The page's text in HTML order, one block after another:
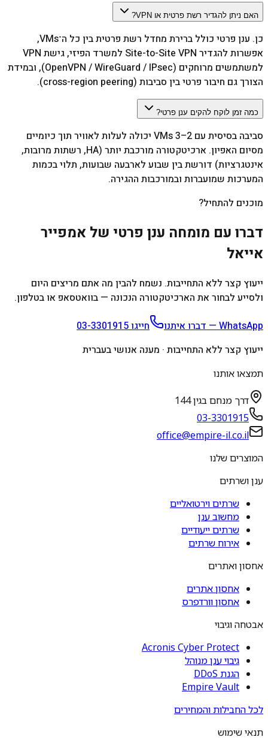
האם ניתן להגדיר רשת פרטית או VPN?
כן. ענן פרטי כולל ברירת מחדל רשת פרטית בין כל ה־VMs,
אפשרות להגדיר Site-to-Site VPN למשרד הפיזי, גישת VPN
למשתמשים מרוחקים (OpenVPN / WireGuard / IPsec), ובמידת
הצורך גם חיבור פרטי בין סביבות (cross-region peering).
כמה זמן לוקח להקים ענן פרטי?
סביבה בסיסית עם 2–3 VMs יכולה לעלות לאוויר תוך כיומיים
מסיום האפיון. ארכיטקטורה מורכבת יותר (HA, רשתות מרובות,
אינטגרציות) דורשת בין שבוע לארבעה שבועות, תלוי בכמות
המערכות שמועברות ובמורכבות ההגירה.
מוכנים להתחיל?
דברו עם מומחה ענן פרטי של אמפייר
אייאל
ייעוץ קצר ללא התחייבות. נשמח להבין מה אתם מריצים היום
ולסייע לבחור את הארכיטקטורה הנכונה — בוואטסאפ או בטלפון.
WhatsApp — דברו איתנו
חייגו03-3301915
ייעוץ קצר ללא התחייבות · מענה אנושי בעברית
תמצאו אותנו
דרך מנחם בגין 144
03-3301915
office@empire-il.co.il
המוצרים שלנו
ענן ושרתים
שרתים וירטואליים
מחשוב ענן
שרתים ייעודיים
אירוח שרתים
אחסון ואתרים
אחסון אתרים
אחסון וורדפרס
אבטחה וגיבוי
Acronis Cyber Protect
גיבוי ענן מנוהל
הגנת DDoS
Empire Vault
לכל החבילות והמחירים
תנאי שימוש